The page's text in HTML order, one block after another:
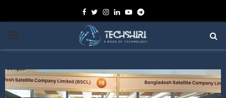
Facebook
TwitterInstagram
Linkedin
YoutubeTelegram
PRIMARY